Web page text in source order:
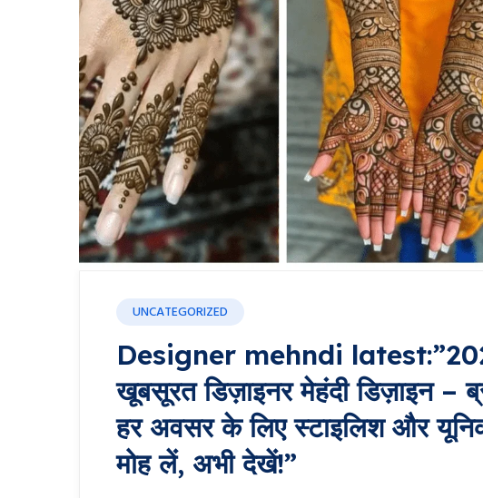
UNCATEGORIZED
Designer mehndi
खूबसूरत डिज़ाइनर मेहंदी डिज़ाइन –
हर अवसर के लिए स्टाइलिश और
मोह लें, अभी देखें!”